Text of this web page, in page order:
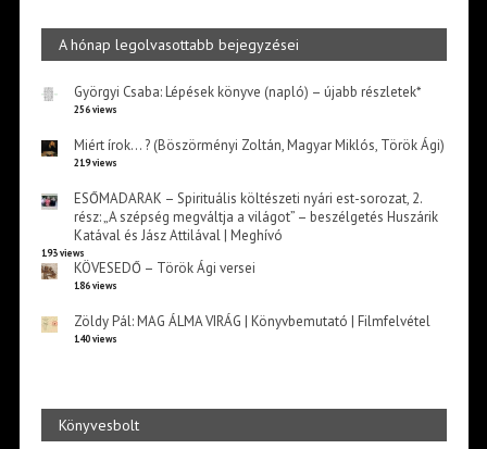
A hónap legolvasottabb bejegyzései
Györgyi Csaba: Lépések könyve (napló) – újabb részletek*
256 views
Miért írok… ? (Böszörményi Zoltán, Magyar Miklós, Török Ági)
219 views
ESŐMADARAK – Spirituális költészeti nyári est-sorozat, 2.
rész: „A szépség megváltja a világot” – beszélgetés Huszárik
Katával és Jász Attilával | Meghívó
193 views
KÖVESEDŐ – Török Ági versei
186 views
Zöldy Pál: MAG ÁLMA VIRÁG | Könyvbemutató | Filmfelvétel
140 views
Könyvesbolt